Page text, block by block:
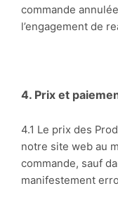
commande
l’engagement de
4. Prix et
4.1 Le prix des
notre site web au
commande, sauf
manifestement